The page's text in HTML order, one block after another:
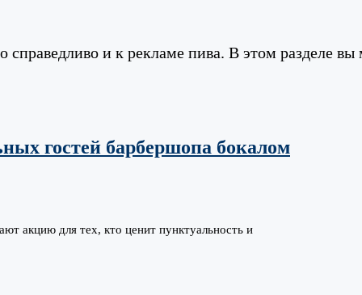
справедливо и к рекламе пива. В этом разделе
гостей барбершопа бокалом
акцию для тех, кто ценит пунктуальность и